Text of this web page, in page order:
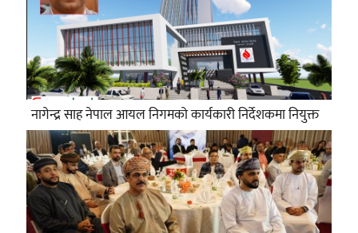
नागेन्द्र साह नेपाल आयल निगमको कार्यकारी निर्देशकमा नियुक्त